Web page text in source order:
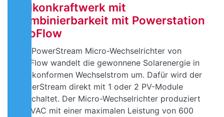
Balkonkraftwerk mit
Kombinierbarkeit mit Powerstation
EcoFlow
Der PowerStream Micro-Wechselrichter von
EcoFlow wandelt die gewonnene Solarenergie in
netzkonformen Wechselstrom um. Dafür wird der
PowerStream direkt mit 1 oder 2 PV-Module
verschaltet. Der Micro-Wechselrichter produziert
230VAC mit einer maximalen Leistung von 600